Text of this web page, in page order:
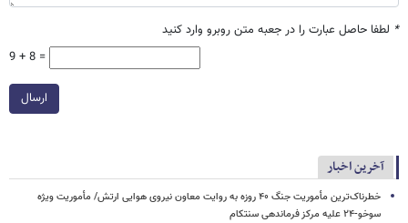
* لطفا حاصل عبارت را در جعبه متن روبرو وارد کنید
9 + 8 =
ارسال
آخرین اخبار
خطرناک‌ترین مأموریت جنگ ۴۰ روزه به روایت معاون نیروی هوایی ارتش/ مأموریت ویژه
سوخو-۲۴ علیه مرکز فرماندهی سنتکام